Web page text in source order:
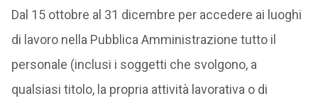
Dal 15 ottobre al 31 dicembre per accedere ai luoghi
di lavoro nella Pubblica Amministrazione tutto il
personale (inclusi i soggetti che svolgono, a
qualsiasi titolo, la propria attività lavorativa o di